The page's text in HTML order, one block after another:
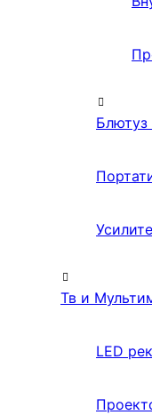
Блютуз
Тв и
LED